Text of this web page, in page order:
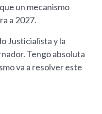
un mecanismo
a 2027.
Justicialista y la
Tengo absoluta
va a resolver este